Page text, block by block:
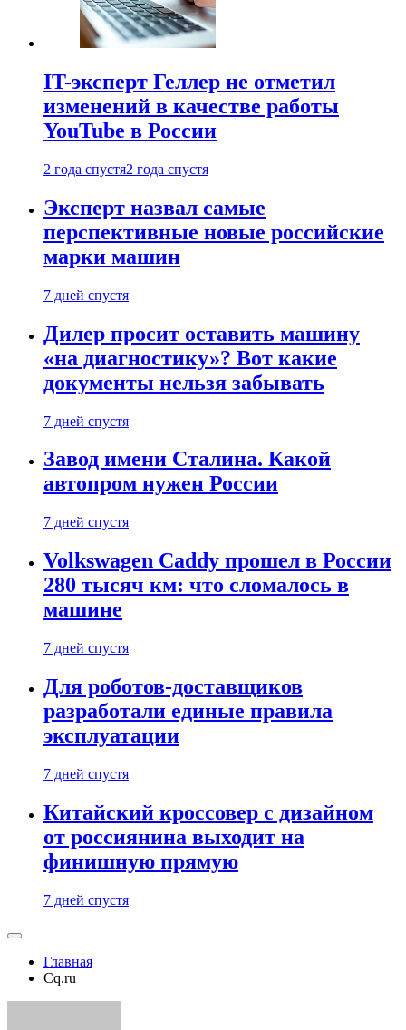
IT-эксперт Геллер не отметил
изменений в качестве работы
YouTube в России
2 года спустя2 года спустя
Эксперт назвал самые
перспективные новые российские
марки машин
7 дней спустя
Дилер просит оставить машину
«на диагностику»? Вот какие
документы нельзя забывать
7 дней спустя
Завод имени Сталина. Какой
автопром нужен России
7 дней спустя
Volkswagen Caddy прошел в России
280 тысяч км: что сломалось в
машине
7 дней спустя
Для роботов-доставщиков
разработали единые правила
эксплуатации
7 дней спустя
Китайский кроссовер с дизайном
от россиянина выходит на
финишную прямую
7 дней спустя
Главная
Cq.ru